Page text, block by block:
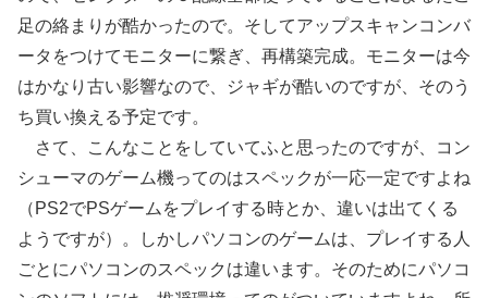
足の絡まりが酷かったので。そしてアップスキャンコンバ
ータをつけてモニターに繋ぎ、再構築完成。モニターは今
はかなり古い影響なので、ジャギが酷いのですが、そのう
ち買い換える予定です。
さて、こんなことをしていてふと思ったのですが、コン
シューマのゲーム機ってのはスペックが一応一定ですよね
（PS2でPSゲームをプレイする時とか、違いは出てくる
ようですが）。しかしパソコンのゲームは、プレイする人
ごとにパソコンのスペックは違います。そのためにパソコ